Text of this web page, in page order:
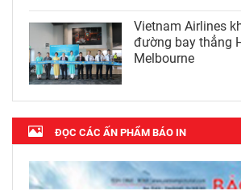
Vietnam Airlines
đường bay thẳng
Melbourne
ĐỌC CÁC ẤN PHẨM BÁO IN